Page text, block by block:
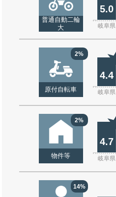
普通自動二輪
大
5.0
岐阜県
2%
原付自転車
4.4
岐阜県
2%
物件等
4.7
岐阜県
14%